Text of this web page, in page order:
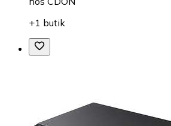
+1 butik